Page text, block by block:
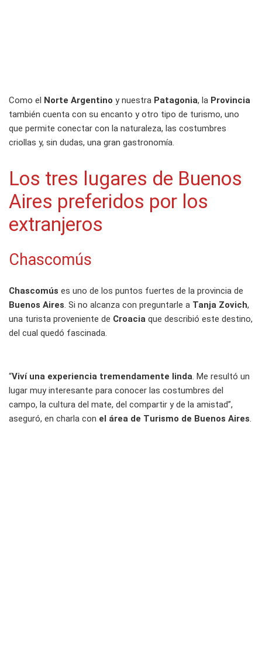
Como el Norte Argentino y nuestra Patagonia, la Provincia
también cuenta con su encanto y otro tipo de turismo, uno
que permite conectar con la naturaleza, las costumbres
criollas y, sin dudas, una gran gastronomía.
Los tres lugares de Buenos
Aires preferidos por los
extranjeros
Chascomús
Chascomús es uno de los puntos fuertes de la provincia de
Buenos Aires. Si no alcanza con preguntarle a Tanja Zovich,
una turista proveniente de Croacia que describió este destino,
del cual quedó fascinada.
“Viví una experiencia tremendamente linda. Me resultó un
lugar muy interesante para conocer las costumbres del
campo, la cultura del mate, del compartir y de la amistad”,
aseguró, en charla con el área de Turismo de Buenos Aires.